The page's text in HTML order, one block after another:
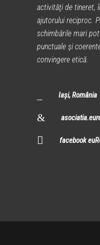
activităţi de tineret,
ajutorului reciproc.
schimbările mari
punctuale şi
convingere etică.
Iași, România
facebook